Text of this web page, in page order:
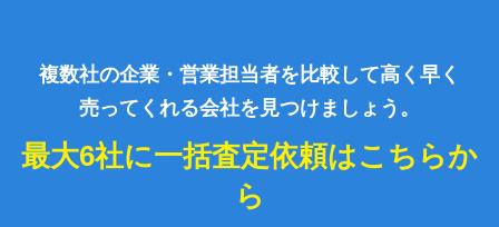
複数社の企業・営業担当者を比較して高く早く
売ってくれる会社を見つけましょう。
最大6社に一括査定依頼はこちらか
ら